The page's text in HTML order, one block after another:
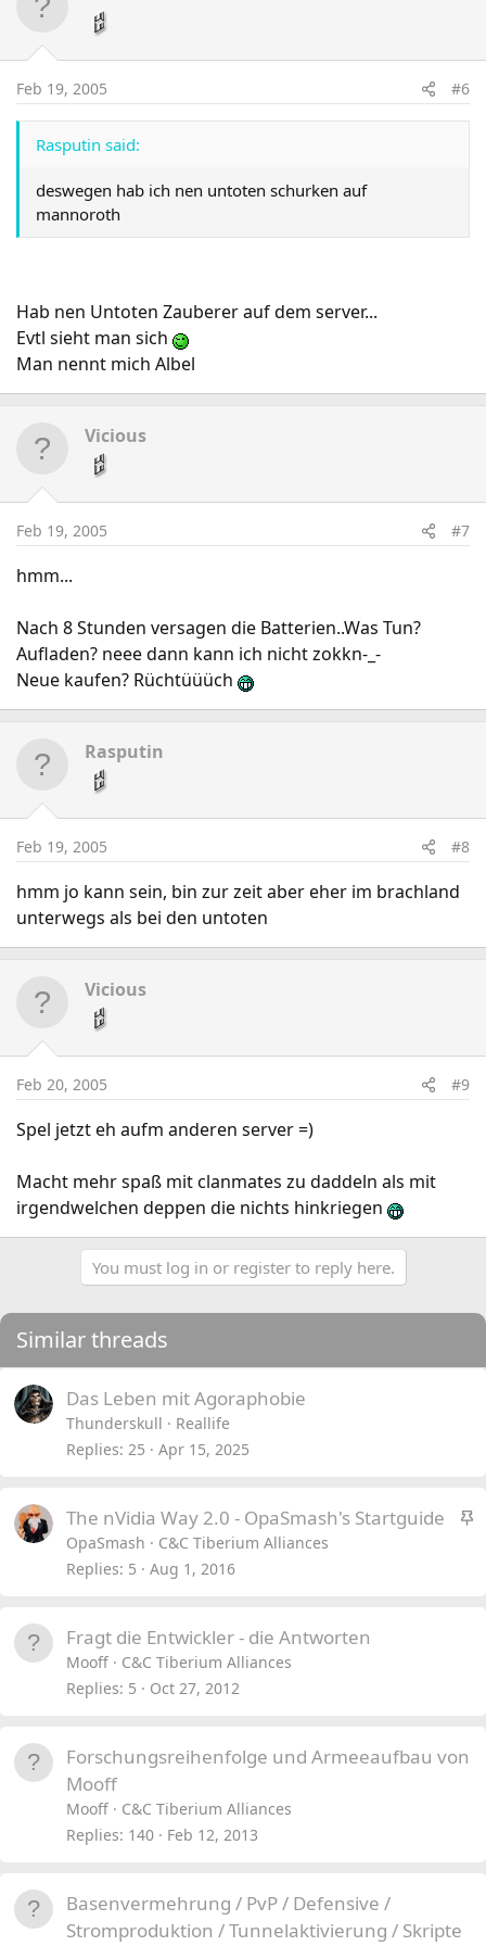
Feb 19, 2005 #6
Rasputin said:
deswegen hab ich nen untoten schurken auf
mannoroth
Hab nen Untoten Zauberer auf dem server...
Evtl sieht man sich
Man nennt mich Albel
Vicious
Feb 19, 2005 #7
hmm...
Nach 8 Stunden versagen die Batterien..Was Tun?
Aufladen? neee dann kann ich nicht zokkn-_-
Neue kaufen? Rüchtüüüch
Rasputin
Feb 19, 2005 #8
hmm jo kann sein, bin zur zeit aber eher im brachland
unterwegs als bei den untoten
Vicious
Feb 20, 2005 #9
Spel jetzt eh aufm anderen server =)
Macht mehr spaß mit clanmates zu daddeln als mit
irgendwelchen deppen die nichts hinkriegen
You must log in or register to reply here.
Similar threads
Das Leben mit Agoraphobie
Thunderskull
Reallife
Replies 25 Apr 15, 2025
S
The nVidia Way 2.0 - OpaSmash's Startguide
OpaSmash
C&C Tiberium Alliances
Replies 5 Aug 1, 2016
Fragt die Entwickler - die Antworten
Mooff
C&C Tiberium Alliances
Replies 5 Oct 27, 2012
Forschungsreihenfolge und Armeeaufbau von
Mooff
Mooff
C&C Tiberium Alliances
Replies 140 Feb 12, 2013
Basenvermehrung / PvP / Defensive /
Stromproduktion / Tunnelaktivierung / Skripte